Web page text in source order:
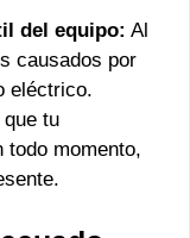
del equipo: Al
causados por
eléctrico.
que tu
todo momento,